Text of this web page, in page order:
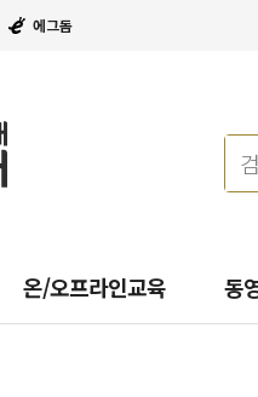
에그돔
온/오프라인교육 동